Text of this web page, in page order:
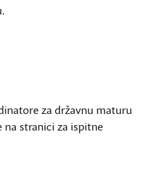
za državnu maturu
na stranici za ispitne